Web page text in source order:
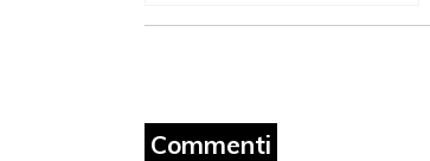
Commenti